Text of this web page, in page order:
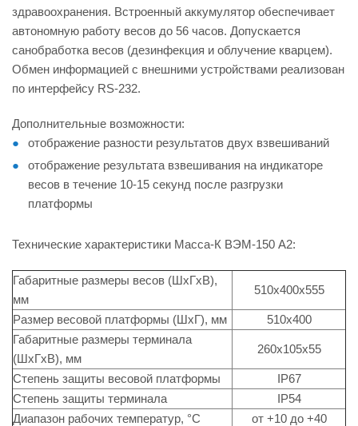
здравоохранения. Встроенный аккумулятор обеспечивает
автономную работу весов до 56 часов. Допускается
санобработка весов (дезинфекция и облучение кварцем).
Обмен информацией с внешними устройствами реализован
по интерфейсу RS-232.
Дополнительные возможности:
отображение разности результатов двух взвешиваний
отображение результата взвешивания на индикаторе
весов в течение 10-15 секунд после разгрузки
платформы
Технические характеристики Масса-К ВЭМ-150 А2:
Габаритные размеры весов (ШхГхВ),
мм
510х400х555
Размер весовой платформы (ШхГ), мм
510х400
Габаритные размеры терминала
(ШхГхВ), мм
260х105х55
Степень защиты весовой платформы
IP67
Степень защиты терминала
IP54
Диапазон рабочих температур, °С
от +10 до +40